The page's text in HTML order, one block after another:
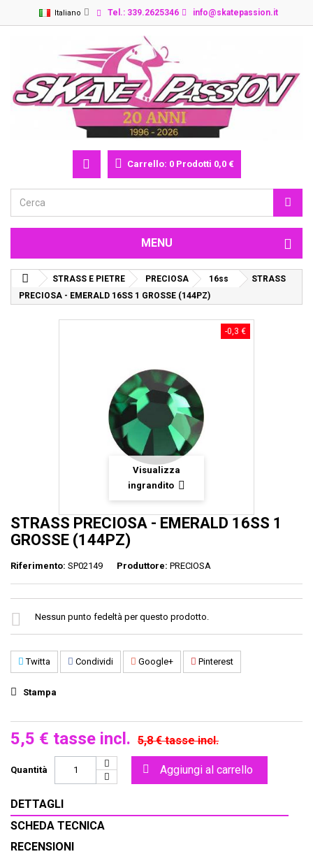
Italiano Tel.: 339.2625346 info@skatepassion.it
Carrello: 0 Prodotti 0,0 €
MENU
STRASS E PIETRE PRECIOSA 16ss
STRASS
PRECIOSA - EMERALD 16SS 1 GROSSE (144PZ)
-0,3 €
Visualizza
ingrandito
STRASS PRECIOSA - EMERALD 16SS 1
GROSSE (144PZ)
Riferimento: SP02149 Produttore: PRECIOSA
Nessun punto fedeltà per questo prodotto.
Twitta Condividi Google+ Pinterest
Stampa
5,5 € tasse incl. 5,8 €tasse incl.
Quantità Aggiungi al carrello
DETTAGLI
SCHEDA TECNICA
RECENSIONI